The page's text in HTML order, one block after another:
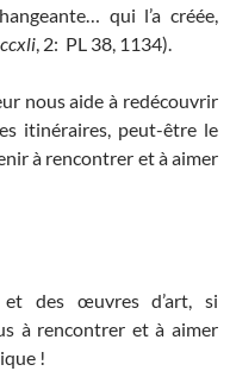
qui l’a créée,
, 2: PL 38, 1134).
nous aide à redécouvrir
itinéraires, peut-être le
à rencontrer et à aimer
des œuvres d’art, si
à rencontrer et à aimer
!